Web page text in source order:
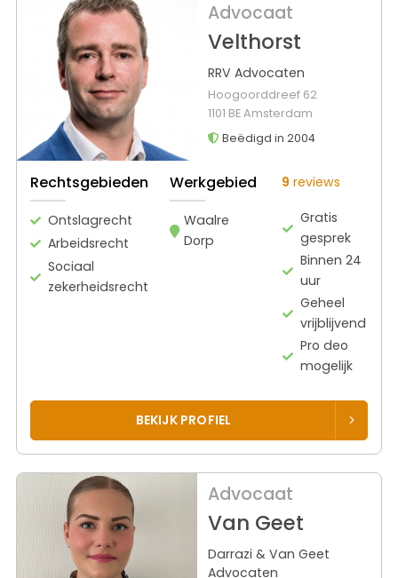
Advocaat
Velthorst
RRV Advocaten
Hoogoorddreef 62
1101 BE Amsterdam
Beëdigd in 2004
Rechtsgebieden
Ontslagrecht
Arbeidsrecht
Sociaal
zekerheidsrecht
Werkgebied
Waalre
Dorp
9 reviews
Gratis
gesprek
Binnen 24
uur
Geheel
vrijblijvend
Pro deo
mogelijk
BEKIJK PROFIEL
Advocaat
Van Geet
Darrazi & Van Geet
Advocaten